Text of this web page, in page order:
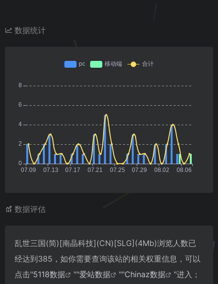
数据统计
数据评估
乱世三国(简)[南晶科技](CN)[SLG](4Mb)浏览人数已
经达到385，如你需要查询该站的相关权重信息，可以
点击"5118数据 ""爱站数据 ""Chinaz数据
"进入；